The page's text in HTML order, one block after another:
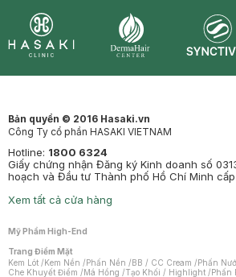
Bản quyền © 2016 Hasaki.vn
Công Ty cổ phần HASAKI VIETNAM
Hotline: 1800 6324
Giấy chứng nhận Đăng ký Kinh doanh số
hoạch và Đầu tư Thành phố Hồ Chí Minh cấp
Xem tất cả cửa hàng
Mỹ Phẩm High-End
Trang Điểm Mặt
Kem Lót /Kem Nền /Phấn Nền /BB / CC Cream /Phấn
Che Khuyết Điểm /Má Hồng /Tạo Khối / Highlight /Phấn